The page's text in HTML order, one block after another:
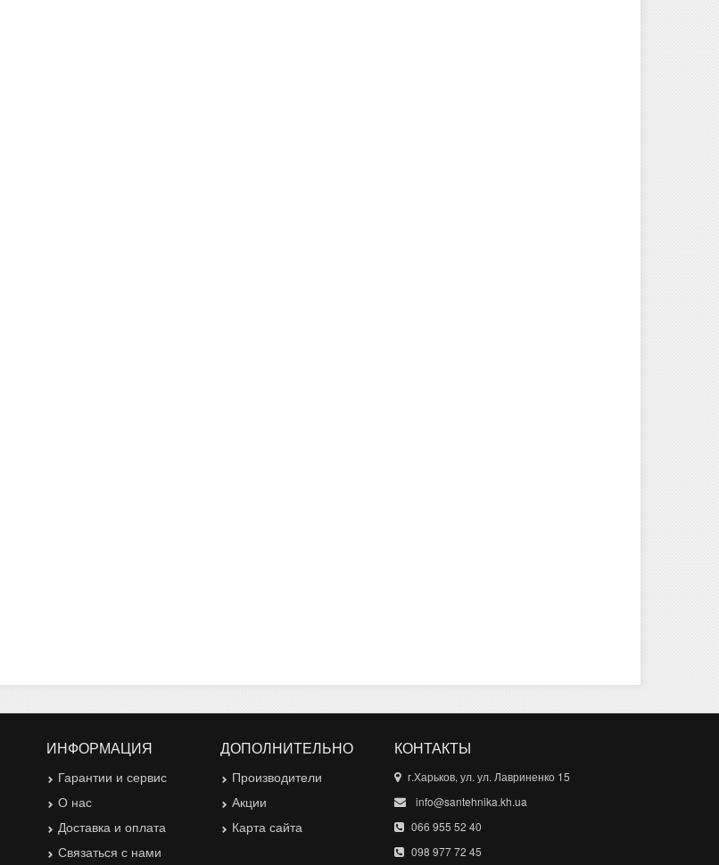
ИНФОРМАЦИЯ
Гарантии и сервис
О нас
Доставка и оплата
Связаться с нами
ДОПОЛНИТЕЛЬНО
Производители
Акции
Карта сайта
КОНТАКТЫ
г.Харьков, ул. ул. Лавриненко 15
info@santehnika.kh.ua
066 955 52 40
098 977 72 45